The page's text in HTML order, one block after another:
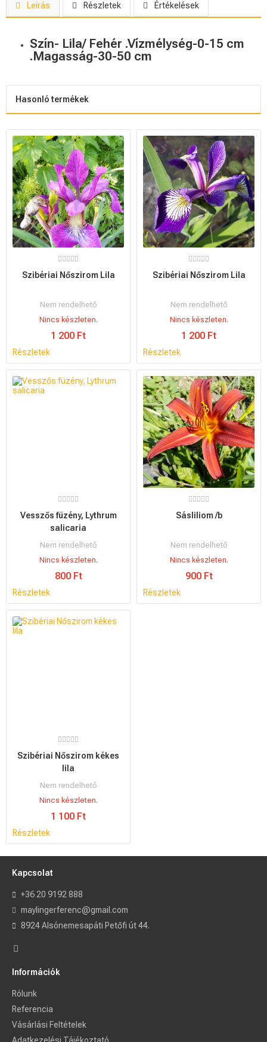
Leírás Részletek Értékelések
Szín- Lila/ Fehér .Vízmélység-0-15 cm
.Magasság-30-50 cm
Hasonló termékek
Szibériai Nőszirom Lila
Nem rendelhető
Nincs készleten.
1 200 Ft
Részletek
Szibériai Nőszirom Lila
Nem rendelhető
Nincs készleten.
1 200 Ft
Részletek
Vesszős füzény, Lythrum
salicaria
Nem rendelhető
Nincs készleten.
800 Ft
Részletek
Sásliliom /b
Nem rendelhető
Nincs készleten.
900 Ft
Részletek
Szibériai Nőszirom kékes
lila
Nem rendelhető
Nincs készleten.
1 100 Ft
Részletek
Kapcsolat
+36 20 9192 888
maylingerferenc@gmail.com
8924 Alsónemesapáti Petőfi út 44.
Információk
Rólunk
Referencia
Vásárlási Feltételek